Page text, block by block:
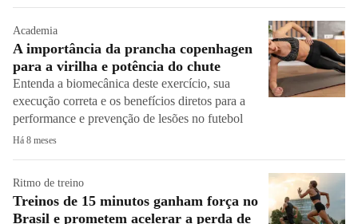
Academia
A importância da prancha copenhagen
para a virilha e potência do chute
Entenda a biomecânica deste exercício, sua
execução correta e os benefícios diretos para a
performance e prevenção de lesões no futebol
Há 8 meses
Ritmo de treino
Treinos de 15 minutos ganham força no
Brasil e prometem acelerar a perda de